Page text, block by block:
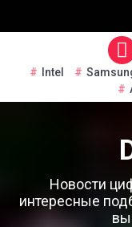
Intel
Новости
интересные